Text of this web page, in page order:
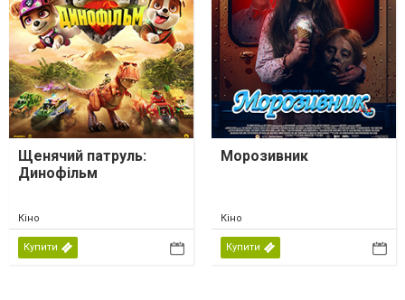
Щенячий патруль:
Динофільм
Кіно
Купити
Морозивник
Кіно
Купити